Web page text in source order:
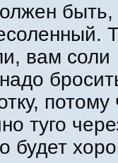
быть,
вам соли
потому
туго
будет